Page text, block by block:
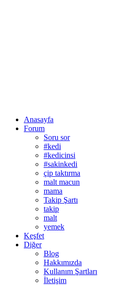
Anasayfa
Forum
Soru sor
#kedi
#kedicinsi
#sakinkedi
çip taktırma
malt macun
mama
Takip Şartı
takip
malt
yemek
Keşfet
Diğer
Blog
Hakkımızda
Kullanım Şartları
İletişim